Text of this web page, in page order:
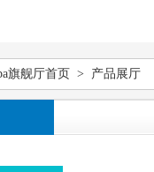
旗舰厅首页 > 产品展厅